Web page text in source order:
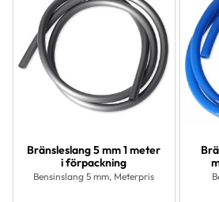
Bränsleslang 5 mm 1 meter
i förpackning
Bensinslang 5 mm, Meterpris